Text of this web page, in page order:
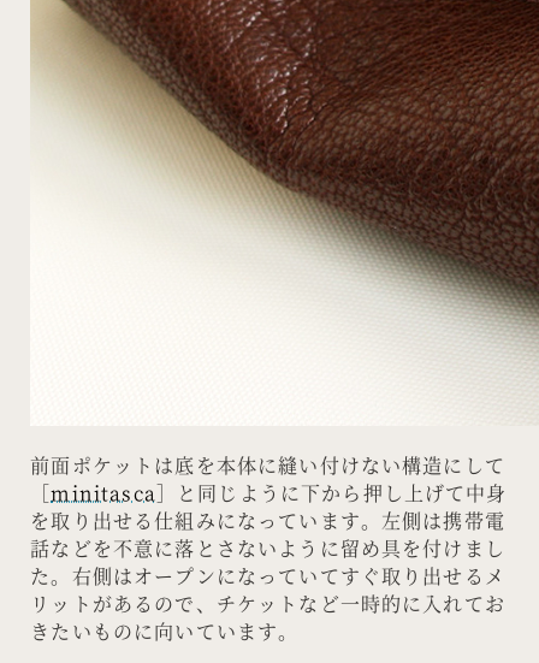
前面ポケットは底を本体に縫い付けない構造にして
［minitasca］と同じように下から押し上げて中身
を取り出せる仕組みになっています。左側は携帯電
話などを不意に落とさないように留め具を付けまし
た。右側はオープンになっていてすぐ取り出せるメ
リットがあるので、チケットなど一時的に入れてお
きたいものに向いています。